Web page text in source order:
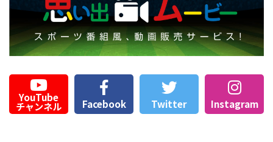
YouTube
チャンネル Facebook Twitter Instagram